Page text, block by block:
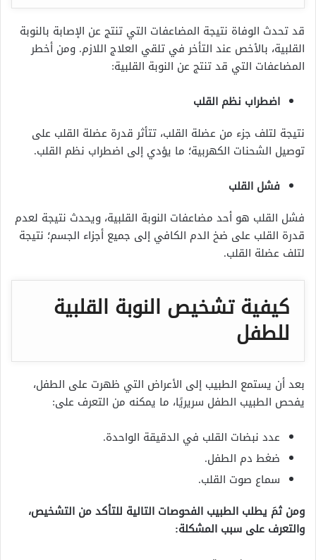
قد تحدث الوفاة نتيجة المضاعفات التي تنتج عن الإصابة بالنوبة
القلبية، بالأخص عند التأخر في تلقي العلاج اللازم. ومن أخطر
المضاعفات التي قد تنتج عن النوبة القلبية:
اضطراب نظم القلب
نتيجة لتلف جزء من عضلة القلب، تتأثر قدرة عضلة القلب على
توصيل الشحنات الكهربية؛ ما يؤدي إلى اضطراب نظم القلب.
فشل القلب
فشل القلب هو أحد مضاعفات النوبة القلبية، ويحدث نتيجة لعدم
قدرة القلب على ضخ الدم الكافي إلى جميع أجزاء الجسم؛ نتيجة
لتلف عضلة القلب.
كيفية تشخيص النوبة القلبية
للطفل
بعد أن يستمع الطبيب إلى الأعراض التي ظهرت على الطفل،
يفحص الطبيب الطفل سريريًا، ما يمكنه من التعرف على:
عدد نبضات القلب في الدقيقة الواحدة.
ضغط دم الطفل.
سماع صوت القلب.
ومن ثمَ يطلب الطبيب الفحوصات التالية للتأكد من التشخيص،
والتعرف على سبب المشكلة: